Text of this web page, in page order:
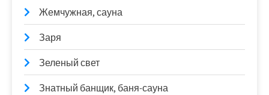
Жемчужная, сауна
Заря
Зеленый свет
Знатный банщик, баня-сауна